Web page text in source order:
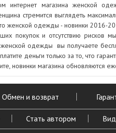
интернет магазина женской
стремится выглядеть
женской одежды - новинки 2016-
покупок и отсутствию
одежды вы получаете
деньги только за то, что
новинки магазина обновляются
Обмен и возврат
Стать автором